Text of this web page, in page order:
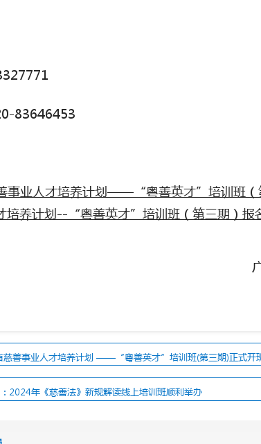
83646453
事业人才培养计划——“粤善英才”培训班（
培养计划--“粤善英才”培训班（第三期）报
慈善事业人才培养计划 ——“粤善英才”培训班(第三期)正式开
2024年《慈善法》新规解读线上培训班顺利举办